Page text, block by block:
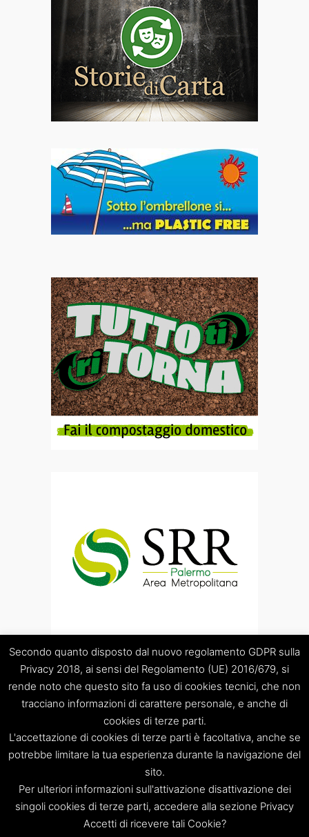
“Società Regolamentazione del servizio di gestione Rifiuti
“Palermo Area Metropolitana” S.C.p.A.
Sede legale: Palermo – Piazza Pretoria 1 – Sede amministrativa:
Palermo – Via Resuttana 360 – Capitale sociale: Euro
120.000,00
PA-309841
Tel. 091 8397879 – e-mail: info@srrpalermo.it – PEC:
Secondo quanto disposto dal nuovo regolamento GDPR sulla
Privacy 2018, ai sensi del Regolamento (UE) 2016/679, si
rende noto che questo sito fa uso di cookies tecnici, che non
tracciano informazioni di carattere personale, e anche di
cookies di terze parti.
L'accettazione di cookies di terze parti è facoltativa, anche se
potrebbe limitare la tua esperienza durante la navigazione del
sito.
Per ulteriori informazioni sull'attivazione disattivazione dei
singoli cookies di terze parti, accedere alla sezione Privacy
Accetti di ricevere tali Cookie?